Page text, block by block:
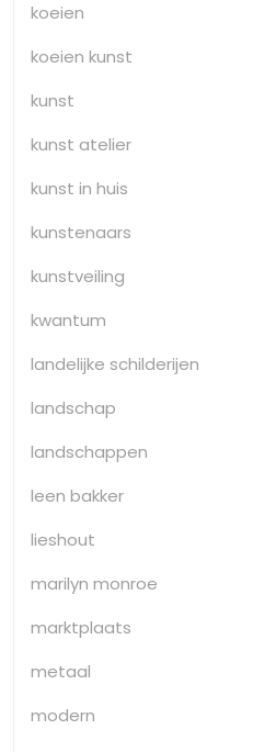
koeien
koeien kunst
kunst
kunst atelier
kunst in huis
kunstenaars
kunstveiling
kwantum
landelijke schilderijen
landschap
landschappen
leen bakker
lieshout
marilyn monroe
marktplaats
metaal
modern